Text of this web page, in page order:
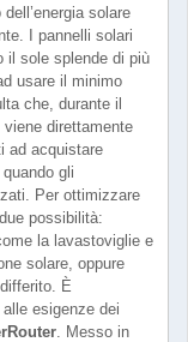
solare
I pannelli solari
il sole splende di più
usare il minimo
che, durante il
viene direttamente
ad acquistare
gli
Per ottimizzare
possibilità:
la lavastoviglie e
solare, oppure
È
esigenze dei
. Messo in